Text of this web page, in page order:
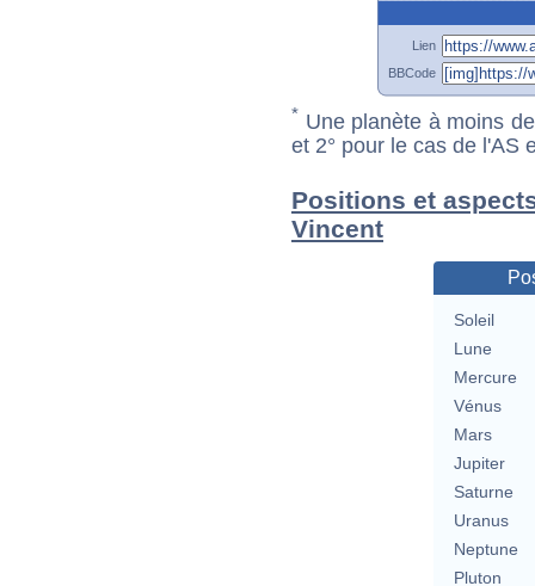
Lien
BBCode
* Une planète à moins
et 2° pour le cas de l'AS
Positions et
Vincent
Soleil
Lune
Mercure
Vénus
Mars
Jupiter
Saturne
Uranus
Neptune
Pluton